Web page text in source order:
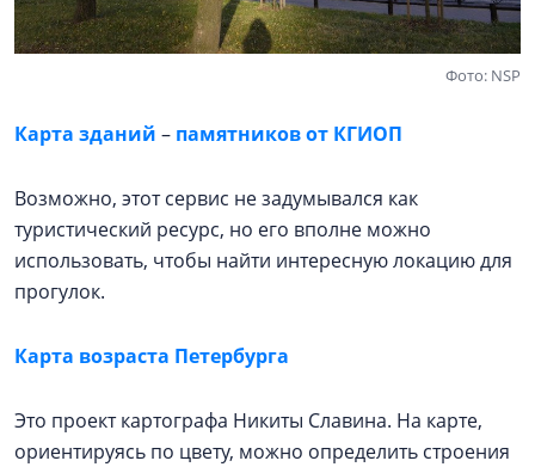
Фото: NSP
Карта зданий – памятников от КГИОП
Возможно, этот сервис не задумывался как
туристический ресурс, но его вполне можно
использовать, чтобы найти интересную локацию для
прогулок.
Карта возраста Петербурга
Это проект картографа Никиты Славина. На карте,
ориентируясь по цвету, можно определить строения